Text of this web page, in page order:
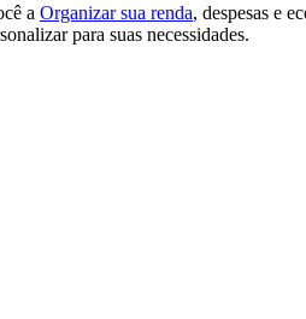
a Organizar sua renda, despesas e
para suas necessidades.